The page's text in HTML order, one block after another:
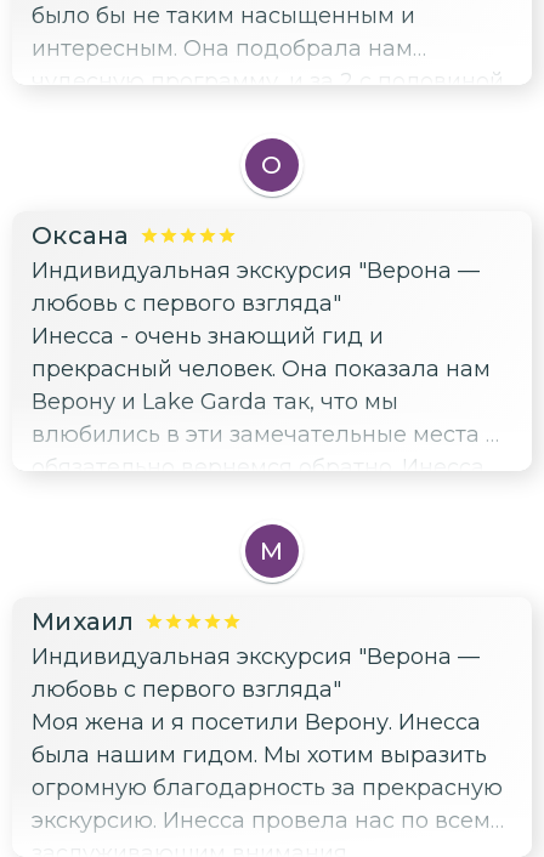
было бы не таким насыщенным и
интересным. Она подобрала нам
чудесную программу, и за 2 с половиной
попробовать, увидеть. Все наши
пожелания были учтены, все четко
Который раз убеждаюсь, что если
воспользоваться услугами частного гида,
то отдых проходит значительно
эффективней и интересней. Спасибо и до
новой встречи!
О
Оксана
Индивидуальная экскурсия "Верона —
любовь с первого взгляда"
Инесса - очень знающий гид и
прекрасный человек. Она показала нам
Верону и Lake Garda так, что мы
влюбились в эти замечательные места и
обязательно вернемся обратно. Инесса
наши экскурсии, но и помогла с выбором
отеля и посоветовала отличного гида в
М
Михаил
Индивидуальная экскурсия "Верона —
любовь с первого взгляда"
Моя жена и я посетили Верону. Инесса
была нашим гидом. Мы хотим выразить
огромную благодарность за прекрасную
экскурсию. Инесса провела нас по всем